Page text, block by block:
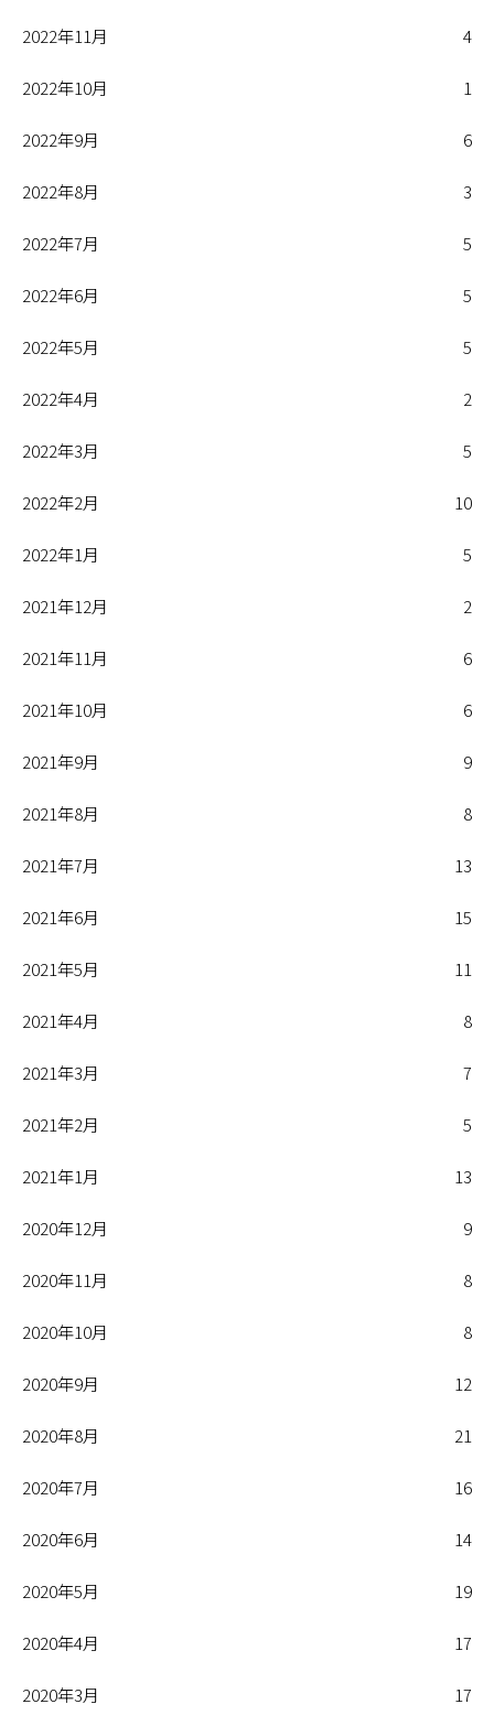
2022年11月 4
2022年10月 1
2022年9月 6
2022年8月 3
2022年7月 5
2022年6月 5
2022年5月 5
2022年4月 2
2022年3月 5
2022年2月 10
2022年1月 5
2021年12月 2
2021年11月 6
2021年10月 6
2021年9月 9
2021年8月 8
2021年7月 13
2021年6月 15
2021年5月 11
2021年4月 8
2021年3月 7
2021年2月 5
2021年1月 13
2020年12月 9
2020年11月 8
2020年10月 8
2020年9月 12
2020年8月 21
2020年7月 16
2020年6月 14
2020年5月 19
2020年4月 17
2020年3月 17